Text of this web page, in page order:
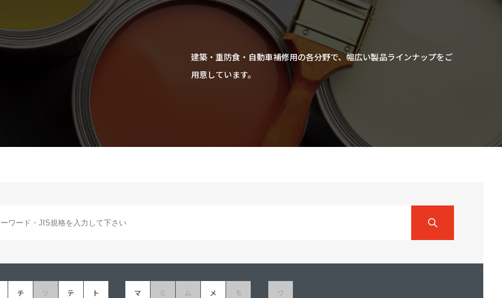
自動車補修用塗料
PERFECT Color Design
カラーコーディネーター戸建ておすすめ配色
塗料・塗装を学ぶ
塗料や塗装について幅広く学ぶことができます
実績紹介
実際にどんな場所に塗られてるのか見てみましょう
用語集
塗料に関する用語を調べることができます
ダイヤモンドコート加盟施工店がお届けする
品質重視の戸建て住宅システムはこちら
販売店様向けサイト よくあるご質問 みなさまへのお知らせ
お問い合わせ
トップメッセージ 会社概要 拠点情報
採用情報
建築・重防食・自動車補修用の各分野で、幅広い製品ラインナップをご
用意しています。
チ ツ テ ト マ ミ ム メ モ ワ